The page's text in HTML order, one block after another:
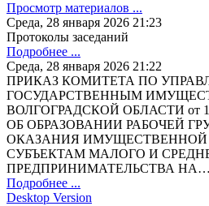
Просмотр материалов ...
Среда, 28 января 2026 21:23
Протоколы заседаний
Подробнее ...
Среда, 28 января 2026 21:22
ПРИКАЗ КОМИТЕТА ПО
ГОСУДАРСТВЕННЫМ
ВОЛГОГРАДСКОЙ ОБЛАСТИ от 12
ОБ ОБРАЗОВАНИИ РАБОЧЕЙ
ОКАЗАНИЯ ИМУЩЕСТВЕННОЙ
СУБЪЕКТАМ МАЛОГО И
ПРЕДПРИНИМАТЕЛЬСТВА НА…
Подробнее ...
Desktop Version